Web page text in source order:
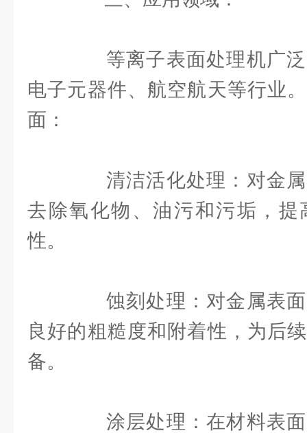
等离子表面处理机广泛
电子元器件、航空航天等行业
面：
清洁活化处理：对金属
去除氧化物、油污和污垢，提
性。
蚀刻处理：对金属表面
良好的粗糙度和附着性，为后
备。
涂层处理：在材料表面